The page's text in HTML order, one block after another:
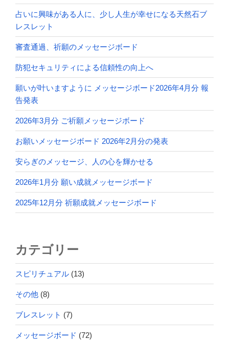
占いに興味がある人に、少し人生が幸せになる天然石ブ
レスレット
審査通過、祈願のメッセージボード
防犯セキュリティによる信頼性の向上へ
願いが叶いますように メッセージボード2026年4月分 報
告発表
2026年3月分 ご祈願メッセージボード
お願いメッセージボード 2026年2月分の発表
安らぎのメッセージ、人の心を輝かせる
2026年1月分 願い成就メッセージボード
2025年12月分 祈願成就メッセージボード
カテゴリー
スピリチュアル (13)
その他 (8)
ブレスレット (7)
メッセージボード (72)